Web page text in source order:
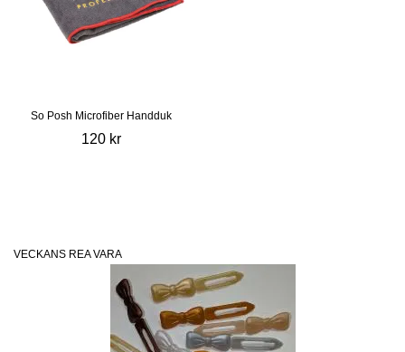
So Posh Microfiber Handduk
120 kr
VECKANS REA VARA